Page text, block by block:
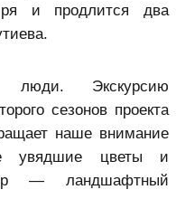
и продлится два
люди. Экскурсию
сезонов проекта
наше внимание
увядшие цветы и
— ландшафтный